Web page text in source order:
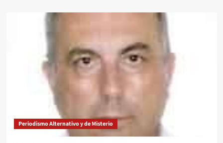
Periodismo Alternativo y de Misterio